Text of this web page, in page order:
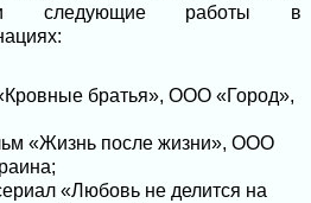
следующие работы в
братья», ООО «Город»,
«Жизнь после жизни», ООО
«Любовь не делится на